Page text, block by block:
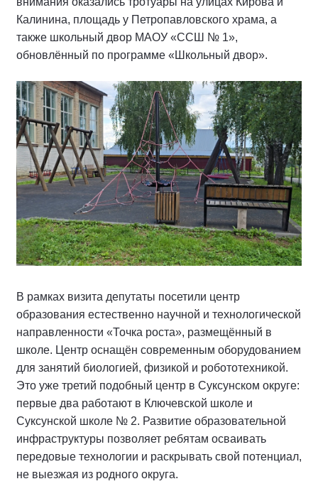
Калинина, площадь у Петропавловского храма, а
также школьный двор МАОУ «ССШ № 1»,
обновлённый по программе «Школьный двор».
В рамках визита депутаты посетили центр
образования естественно научной и технологической
направленности «Точка роста», размещённый в
школе. Центр оснащён современным оборудованием
для занятий биологией, физикой и робототехникой.
Это уже третий подобный центр в Суксунском округе:
первые два работают в Ключевской школе и
Суксунской школе № 2. Развитие образовательной
инфраструктуры позволяет ребятам осваивать
передовые технологии и раскрывать свой потенциал,
не выезжая из родного округа.